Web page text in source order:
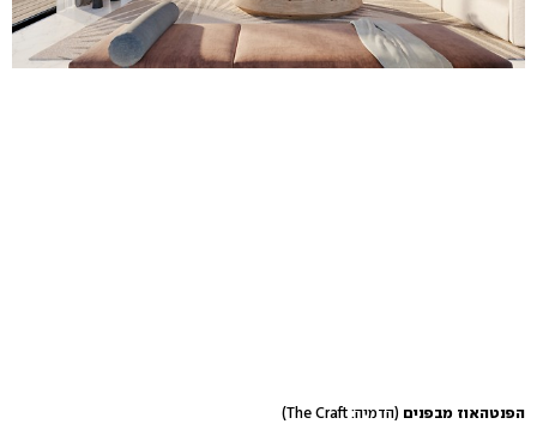
הפנטהאוז מבפנים (הדמיה: The Craft)